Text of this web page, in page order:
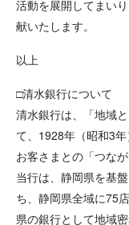
活動を展開してまい
献いたします。
以上
□清水銀行について
清水銀行は、「地域
て、1928年（昭和3
お客さまとの「つな
当行は、静岡県を基
ち、静岡県全域に75
県の銀行として地域